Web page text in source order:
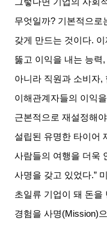
무엇일까? 기본적으로
갖게 만드는 것이다.
뚫고 이익을 내는 능력,
아니라 직원과 소비자,
이해관계자들의 이익
근본적으로 재설정해
설립된 유명한 타이어
사람들의 여행을 더욱
사명을 갖고 있었다.”
초일류 기업이 돼 돈을
경험을 사명(Mission)